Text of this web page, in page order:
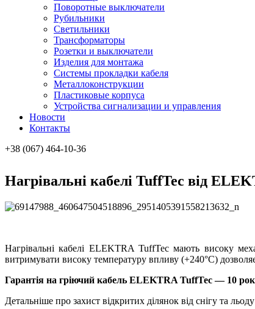
Поворотные выключатели
Рубильники
Светильники
Трансформаторы
Розетки и выключатели
Изделия для монтажа
Системы прокладки кабеля
Металлоконcтрукции
Пластиковые корпуса
Устройства сигнализации и управления
Новости
Контакты
+38 (067) 464-10-36
Нагрівальні кабелі TuffTec від
Нагрівальні кабелі ELEKTRA TuffTec мають високу
витримувати високу температуру впливу (+240°С)
Гарантія на гріючий кабель ELEKTRA TuffTec — 10
Детальніше про захист відкритих ділянок від снігу та льоду